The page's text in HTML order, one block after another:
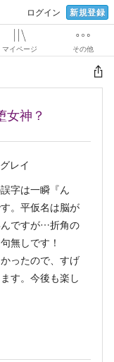
ログイン 新規登録
マイページ その他
神？
レイ
字は一瞬『ん
。平仮名は脳が
ですが…折角の
無しです！
ったので、すげ
す。今後も楽し